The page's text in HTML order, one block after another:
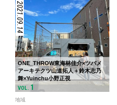
2021.09.14
ONE_THROW東海林佳介×ツバメ
アーキテクツ山道拓人＋鈴木志乃
舞×Yuinchu小野正視
VOL. 1
地域